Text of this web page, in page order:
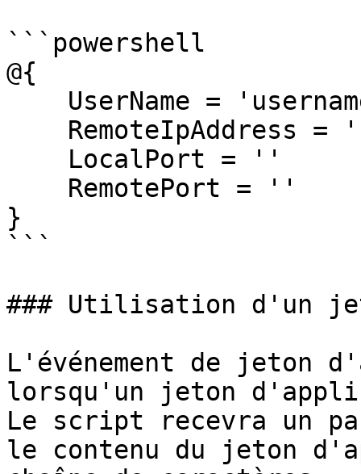
```powershell
@{
}
```
### Utilisation d'un
L'événement de jeton
lorsqu'un jeton
Le script recevra un
le contenu du jeton